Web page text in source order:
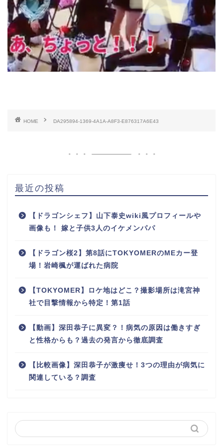
HOME DA295894-1369-4A1A-A8F3-E876317A6E43
最近の投稿
【ドラゴンシェフ】山下泰史wiki風プロフィールや
画像も！ 嫁と子供3人のイケメンパパ
【ドラゴン桜2】第8話にTOKYOMERのMEカー登
場！岩崎楓が運ばれた病院
【TOKYOMER】ロケ地はどこ？撮影場所は滝宮神
社で目撃情報から特定！第1話
【動画】深田恭子に異変？！病気の原因は働きすぎ
と性格からも？過去の発言から徹底調査
【比較画像】深田恭子が激痩せ！3つの理由が病気に
関連している？調査